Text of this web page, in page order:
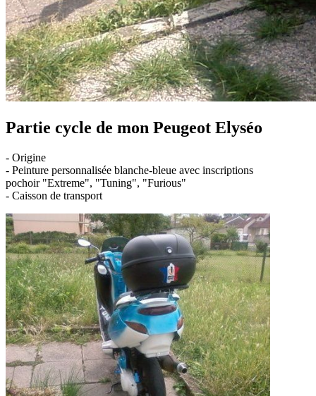
Partie cycle de mon Peugeot Elyséo
- Origine
- Peinture personnalisée blanche-bleue avec inscriptions
pochoir "Extreme", "Tuning", "Furious"
- Caisson de transport